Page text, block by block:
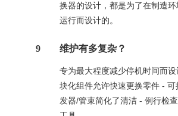
换器的设计，都是为了在制造
运行而设计的。
9 维护有多复杂？
专为最大程度减少停机时间而
块化组件允许快速更换零件 - 可
发器/管束简化了清洁 - 例行检